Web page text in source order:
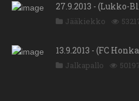
27.9.2013 - (Lukko-
Jääkiekko
13.9.2013 - (FC
Jalkapallo